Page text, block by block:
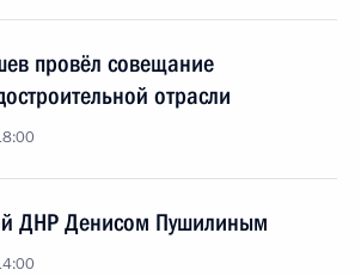
провёл совещание
отрасли
ДНР Денисом Пушилиным